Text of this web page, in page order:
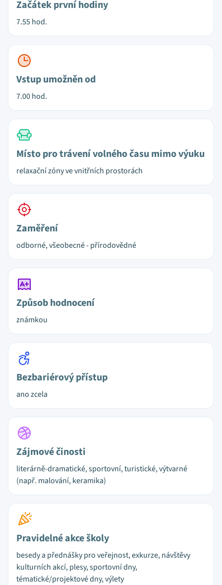
Začátek první hodiny
7.55 hod.
Vstup umožněn od
7.00 hod.
Místo pro trávení volného času mimo výuku
relaxační zóny ve vnitřních prostorách
Zaměření
odborné, všeobecné - přírodovědné
Způsob hodnocení
známkou
Bezbariérový přístup
ano zcela
Zájmové činosti
literárně-dramatické, sportovní, turistické, výtvarné
(např. malování, keramika)
Pravidelné akce školy
besedy a přednášky pro veřejnost, exkurze, návštěvy
kulturních akcí, plesy, sportovní dny,
tématické/projektové dny, výlety